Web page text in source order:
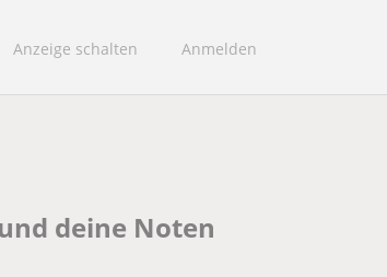
Anzeige schalten Anmelden
deine Noten